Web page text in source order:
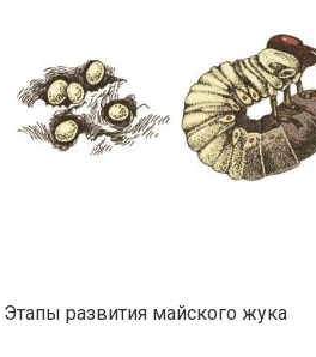
Этапы развития майского жука